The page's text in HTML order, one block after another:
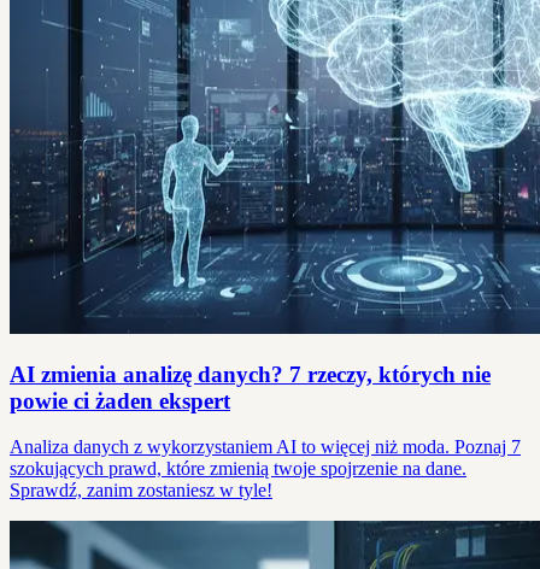
AI zmienia analizę danych? 7 rzeczy, których nie
powie ci żaden ekspert
Analiza danych z wykorzystaniem AI to więcej niż moda. Poznaj 7
szokujących prawd, które zmienią twoje spojrzenie na dane.
Sprawdź, zanim zostaniesz w tyle!